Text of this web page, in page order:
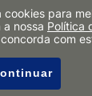
para
nossa Política
com